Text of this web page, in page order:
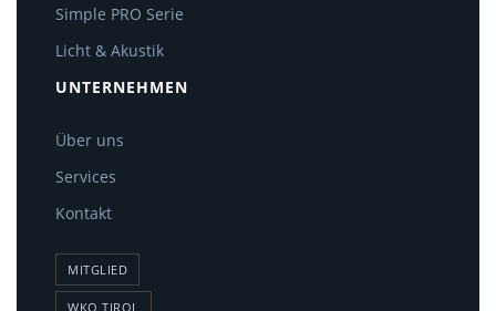
Simple PRO Serie
Licht & Akustik
UNTERNEHMEN
Über uns
Services
Kontakt
MITGLIED
WKO TIROL